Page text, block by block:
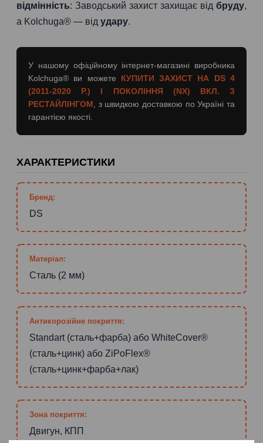
відмінність: Заводський захист захищає від бруду,
а Kolchuga® — від удару.
У нашому офіційному інтернет-магазині виробника
Kolchuga® ви можете КУПИТИ ЗАХИСТ НА DS 4
(2011-2020 Р.) I ПОКОЛІННЯ (NX) ВКЛ. З
РЕСТАЙЛІНГОМ , з швидкою доставкою по Україні та
гарантією якості.
ХАРАКТЕРИСТИКИ
Бренд:
DS
Матеріал:
Сталь (2 мм)
Антикорозійне покриття:
Standart (сталь+фарба) або WhiteCover®
(сталь+цинк) або ZiPoFlex®
(сталь+цинк+фарба+лак)
Зона покриття:
Двигун, КПП